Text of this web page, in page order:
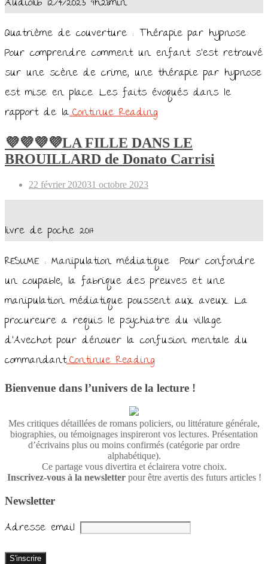
Quatrième de couverture : Thérapie par hypnose
Pour comprendre comment un enfant s’est retrouvé
sur une scène de crime, une thérapie par hypnose
est mise en place. Les faits évoqués dans le
rapport de la…Continue Reading
💜💜💜💜LA FILLE DANS LE
BROUILLARD de Donato Carrisi
Posted
22 février 202031 octobre 2023
livre de poche 2017
RESUME : Manipulation médiatique Pour confondre
un coupable, la fabrique des preuves et une
manipulation médiatique poussent aux aveux. La
procureure a requis le psychiatre du village
d’Avechot pour dénouer la confusion mentale du
commandant…Continue Reading
Bienvenue dans l’univers de la lecture !
Mes critiques détaillées de romans policiers, ou littérature générale,
biographies, ou témoignages inspireront vos lectures. Présentation
d’écrivains plus ou moins confirmés (catégorie par ordre
alphabétique).
Ce partage vous divertira et éclairera votre choix.
Inscrivez-vous à la newsletterpour être avertis des futurs articles !
Newsletter
Adresse email